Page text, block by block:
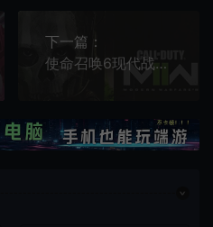
下一篇：
使命召唤6现代战争2重制版(Call of Duty Modern Warfare)第一人称射击游戏|下载